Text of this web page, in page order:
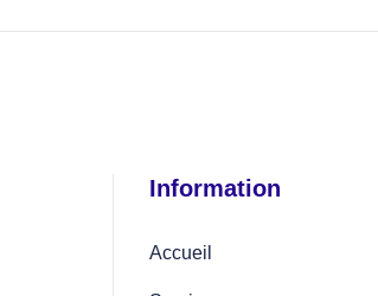
Information
Accueil